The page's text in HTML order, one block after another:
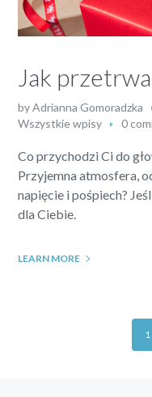
Jak
byAdrianna Gomoradzka
Wszystkie wpisy
0
Co przychodzi Ci do
Przyjemna atmosfera,
napięcie i pośpiech?
dla Ciebie.
LEARN MORE
1